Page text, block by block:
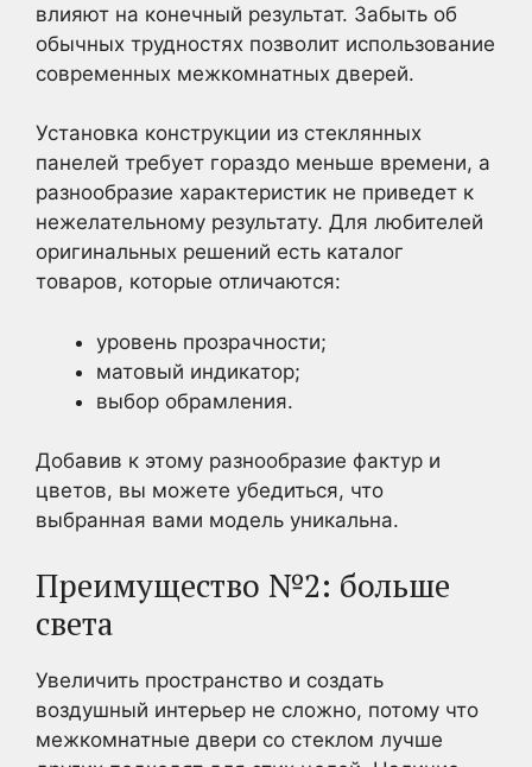
влияют на конечный результат. Забыть об
обычных трудностях позволит использование
современных межкомнатных дверей.
Установка конструкции из стеклянных
панелей требует гораздо меньше времени, а
разнообразие характеристик не приведет к
нежелательному результату. Для любителей
оригинальных решений есть каталог
товаров, которые отличаются:
уровень прозрачности;
матовый индикатор;
выбор обрамления.
Добавив к этому разнообразие фактур и
цветов, вы можете убедиться, что
выбранная вами модель уникальна.
Преимущество №2: больше
света
Увеличить пространство и создать
воздушный интерьер не сложно, потому что
межкомнатные двери со стеклом лучше